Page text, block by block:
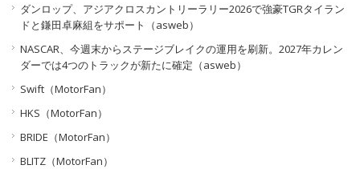
ダンロップ、アジアクロスカントリーラリー2026で強豪TGRタイラン
ドと鎌田卓麻組をサポート（asweb）
NASCAR、今週末からステージブレイクの運用を刷新。2027年カレン
ダーでは4つのトラックが新たに確定（asweb）
Swift（MotorFan）
HKS（MotorFan）
BRIDE（MotorFan）
BLITZ（MotorFan）